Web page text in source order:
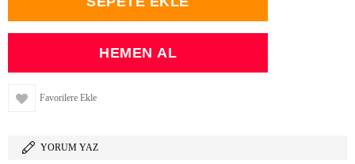
Favorilere Ekle
YORUM YAZ